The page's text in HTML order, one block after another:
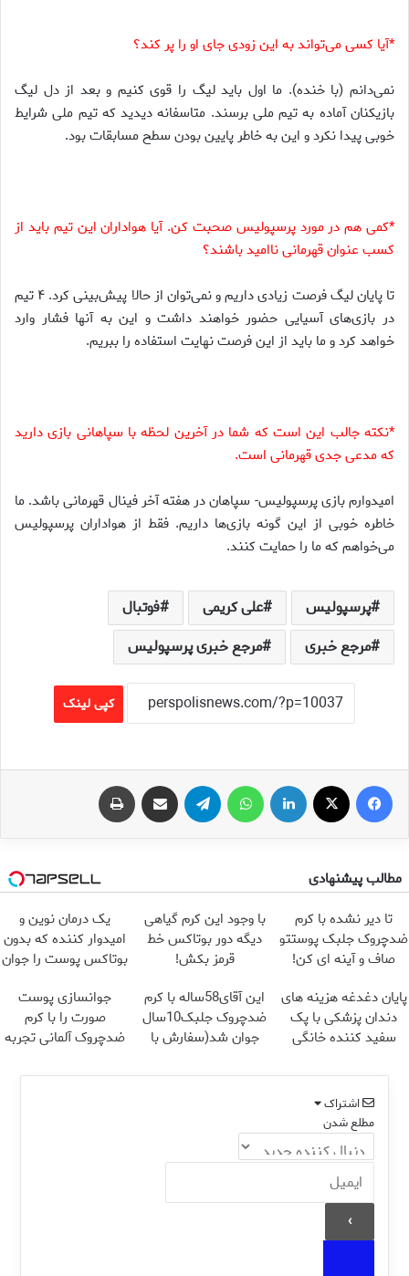
*آیا کسی می‌تواند به این زودی جای او را پر کند؟
نمی‌دانم (با خنده). ما اول باید لیگ را قوی کنیم و بعد از دل لیگ
بازیکنان آماده به تیم ملی برسند. متاسفانه دیدید که تیم ملی شرایط
خوبی پیدا نکرد و این به خاطر پایین بودن سطح مسابقات بود.
*کمی هم در مورد پرسپولیس صحبت کن. آیا هواداران این تیم باید از
کسب عنوان قهرمانی ناامید باشند؟
تا پایان لیگ فرصت زیادی داریم و نمی‌توان از حالا پیش‌بینی کرد. ۴ تیم
در بازی‌های آسیایی حضور خواهند داشت و این به آنها فشار وارد
خواهد کرد و ما باید از این فرصت نهایت استفاده را ببریم.
*نکته جالب این است که شما در آخرین لحظه با سپاهانی بازی دارید
که مدعی جدی قهرمانی‌ است.
امیدوارم بازی پرسپولیس- سپاهان در هفته آخر فینال قهرمانی باشد. ما
خاطره خوبی از این گونه بازی‌ها داریم. فقط از هواداران پرسپولیس
می‌خواهم که ما را حمایت کنند.
پرسپولیس علی کریمی
فوتبال
مرجع خبری
مرجع خبری پرسپولیس
کپی لینک
فیس بوک لینکدین واتس آپ تلگرام اشتراک گذاری از طریق ایمیل
مطالب پیشنهادی
تا دیر نشده با کرم
ضدچروک جلبک پوستتو
صاف و آینه ای کن!
با وجود این کرم گیاهی
دیگه دور بوتاکس خط
قرمز بکش!
یک درمان نوین و
امیدوار کننده که بدون
بوتاکس پوست را جوان
پایان دغدغه هزینه های
دندان پزشکی با پک
سفید کننده خانگی
این آقای58ساله با کرم
ضدچروک جلبک10سال
جوان شد(سفارش با
جوانسازی پوست
صورت را با کرم
ضدچروک آلمانی تجربه
اشتراک
مطلع شدن